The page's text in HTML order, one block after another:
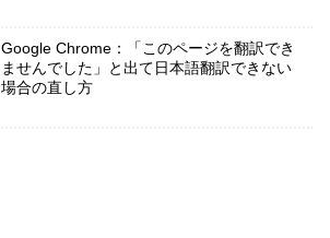
Google Chrome：「このページを翻訳でき
ませんでした」と出て日本語翻訳できない
場合の直し方